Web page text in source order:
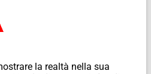
la realtà nella sua